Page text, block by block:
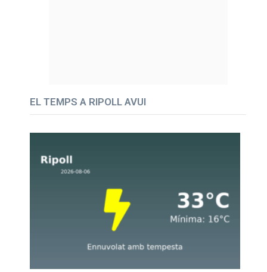
EL TEMPS A RIPOLL AVUI